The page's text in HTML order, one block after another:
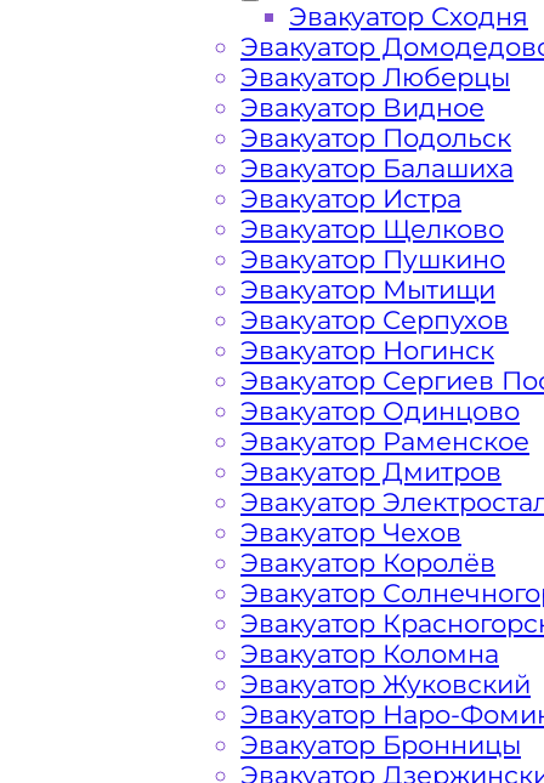
Как
Перевозка автомобиля по району
дешево, круглосуточно и срочно –
решить возникшие на дороге
вам свои услуги по вызову
найдете все, что нужно для
доступные цены, круглосуточную
большим опытом работы. Мы
эвакуатора на дороге по низкой
в сфере транспортировки и
Эвакуатор Сходня
Эвакуатор
Эвакуатор Люберцы
Эвакуатор Видное
Эвакуатор Подольск
Эвакуатор Балашиха
Эвакуатор Истра
Эвакуатор Щелково
Эвакуатор Пушкино
Эвакуатор Мытищи
Эвакуатор Серпухов
Эвакуатор Ногинск
Эвакуатор Сергиев
Эвакуатор Одинцово
Эвакуатор Раменское
Эвакуатор Дмитров
Эвакуатор
Эвакуатор Чехов
Эвакуатор Королёв
Эвакуатор
Эвакуатор
Эвакуатор Коломна
Эвакуатор Жуковский
Эвакуатор Наро-
Эвакуатор Бронницы
Эвакуатор